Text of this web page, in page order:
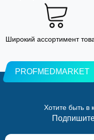
Широкий ассортимент
PROFMEDMARKET
Хотите быть в